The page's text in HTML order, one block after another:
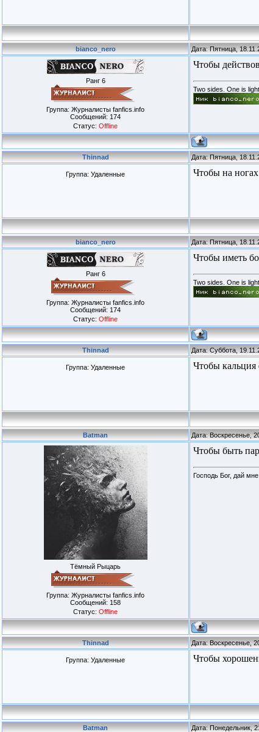
bianco_nero Дата: Пятница,
Ранг 6
Группа: Журналисты fanfics.info
Сообщений: 174
Статус: Offline
Чтобы
Two sides. One is
Thinnad Дата: Пятница,
Группа: Удаленные Чтобы на
bianco_nero Дата: Пятница,
Ранг 6
Группа: Журналисты fanfics.info
Сообщений: 174
Статус: Offline
Чтобы иметь
Two sides. One is
Thinnad Дата: Суббота,
Группа: Удаленные Чтобы кальция
Batman Дата: Воскресенье,
Тёмный Рыцарь
Группа: Журналисты fanfics.info
Сообщений: 158
Статус: Offline
Чтобы быть
Господь Бог, дай
Thinnad Дата: Воскресенье,
Группа: Удаленные Чтобы
Batman Дата: Понедельник,